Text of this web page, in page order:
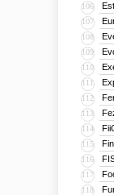
106
107
108
109
110
111
112
113
114
115
116
117
118